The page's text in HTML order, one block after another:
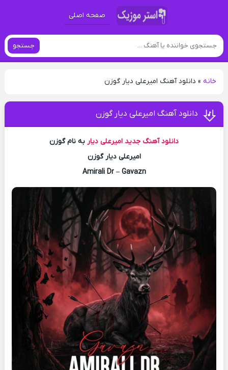
صفحه اصلی
جستجو
خانه» دانلود آهنگ امیرعلی دیار گوزن
دانلود آهنگ امیرعلی دیار گوزن
دانلود آهنگ جدید امیرعلی دیار به نام گوزن
امیرعلی دیار گوزن
Amirali Dr – Gavazn